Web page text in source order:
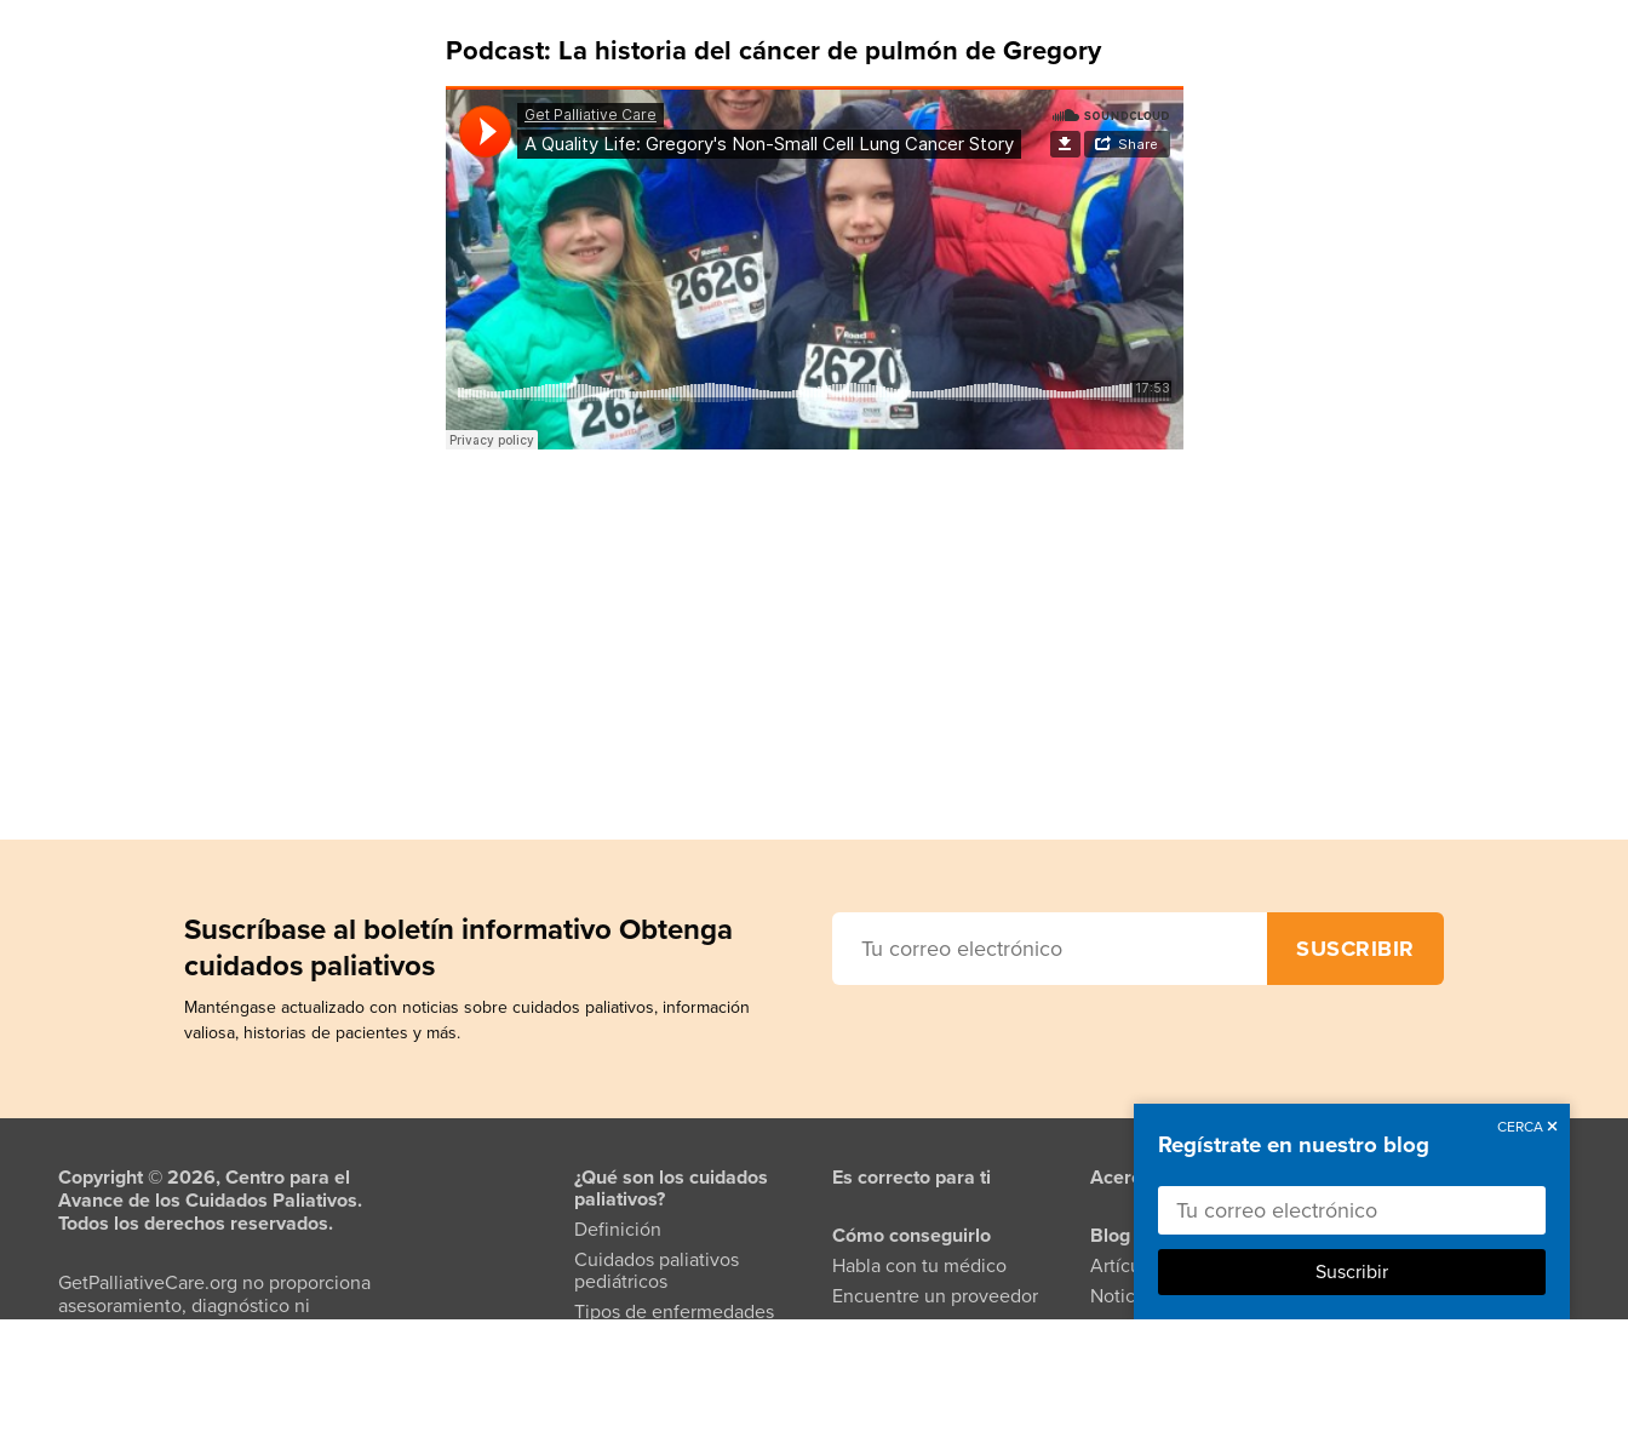
Podcast: La historia del cáncer de pulmón de Gregory
Suscríbase al boletín informativo Obtenga
cuidados paliativos
Manténgase actualizado con noticias sobre cuidados paliativos, información
valiosa, historias de pacientes y más.
Copyright © 2026, Centro para el
Avance de los Cuidados Paliativos.
Todos los derechos reservados.
GetPalliativeCare.org no proporciona
asesoramiento, diagnóstico ni
¿Qué son los cuidados
paliativos?
Definición
Cuidados paliativos
pediátricos
Tipos de enfermedades
Es correcto para ti
Cómo conseguirlo
Habla con tu médico
Encuentre un proveedor
Conocer al equipo
Acerca de
Blog
Artículos e historias
Noticias
Enlaces
Vídeos
Pódcasts
Seminarios web
Regístrate en nuestro blog
CERCA